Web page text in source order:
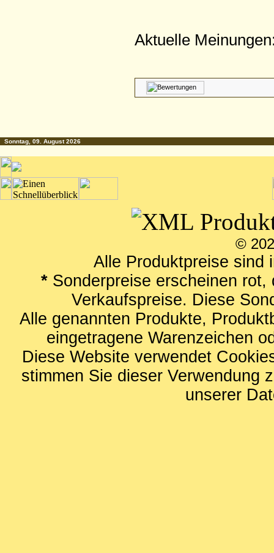
Aktuelle
Sonntag, 09. August 2026
©
Alle Produktpreise
*Sonderpreise erscheinen rot,
Verkaufspreise. Diese
Alle genannten Produkte,
eingetragene Warenzeichen
Diese Website verwendet
stimmen Sie dieser Verwendung
unserer